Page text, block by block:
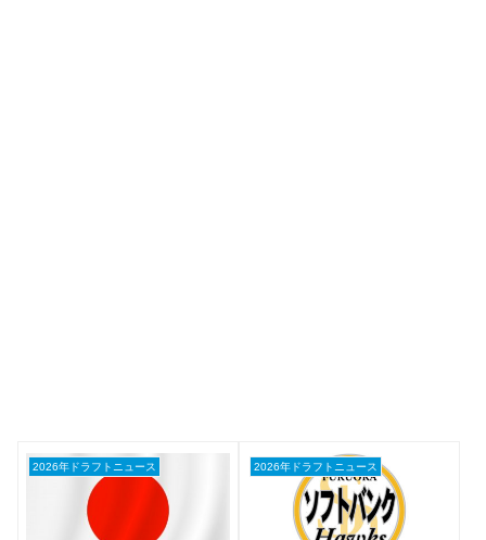
2026年ドラフトニュース 2026年ドラフトニュース